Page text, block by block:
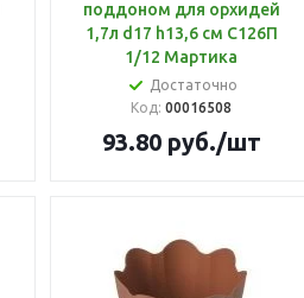
поддоном для орхидей
1,7л d17 h13,6 см С126П
1/12 Мартика
Достаточно
Код: 00016508
93.80руб./шт